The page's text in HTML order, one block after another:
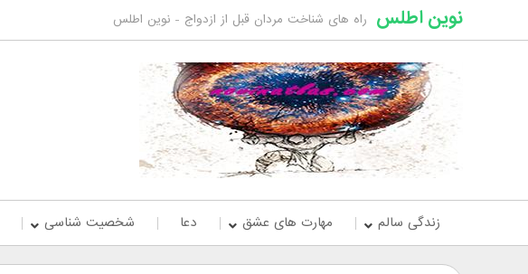
نوین اطلس راه های شناخت مردان قبل از ازدواج - نوین اطلس
زندگی سالم مهارت های عشق دعا شخصیت شناسی